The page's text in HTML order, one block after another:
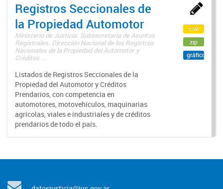
Registros Seccionales de
la Propiedad Automotor
Ministerio de Justicia. Subsecretaría de Asuntos
Registrales. Dirección Nacional de los Registros
Nacionales de la Propiedad del Automotor y
Créditos ...
Listados de Registros Seccionales de la
Propiedad del Automotor y Créditos
Prendarios, con competencia en
automotores, motovehículos, maquinarias
agrícolas, viales e industriales y de créditos
prendarios de todo el país.
csv
zip
gráfico